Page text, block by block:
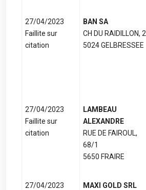
27/04/2023
Faillite sur
citation
BAN SA
CH DU RAIDILLON, 2
5024 GELBRESSEE
27/04/2023
Faillite sur
citation
LAMBEAU
ALEXANDRE
RUE DE FAIROUL,
68/1
5650 FRAIRE
27/04/2023
MAXI GOLD SRL